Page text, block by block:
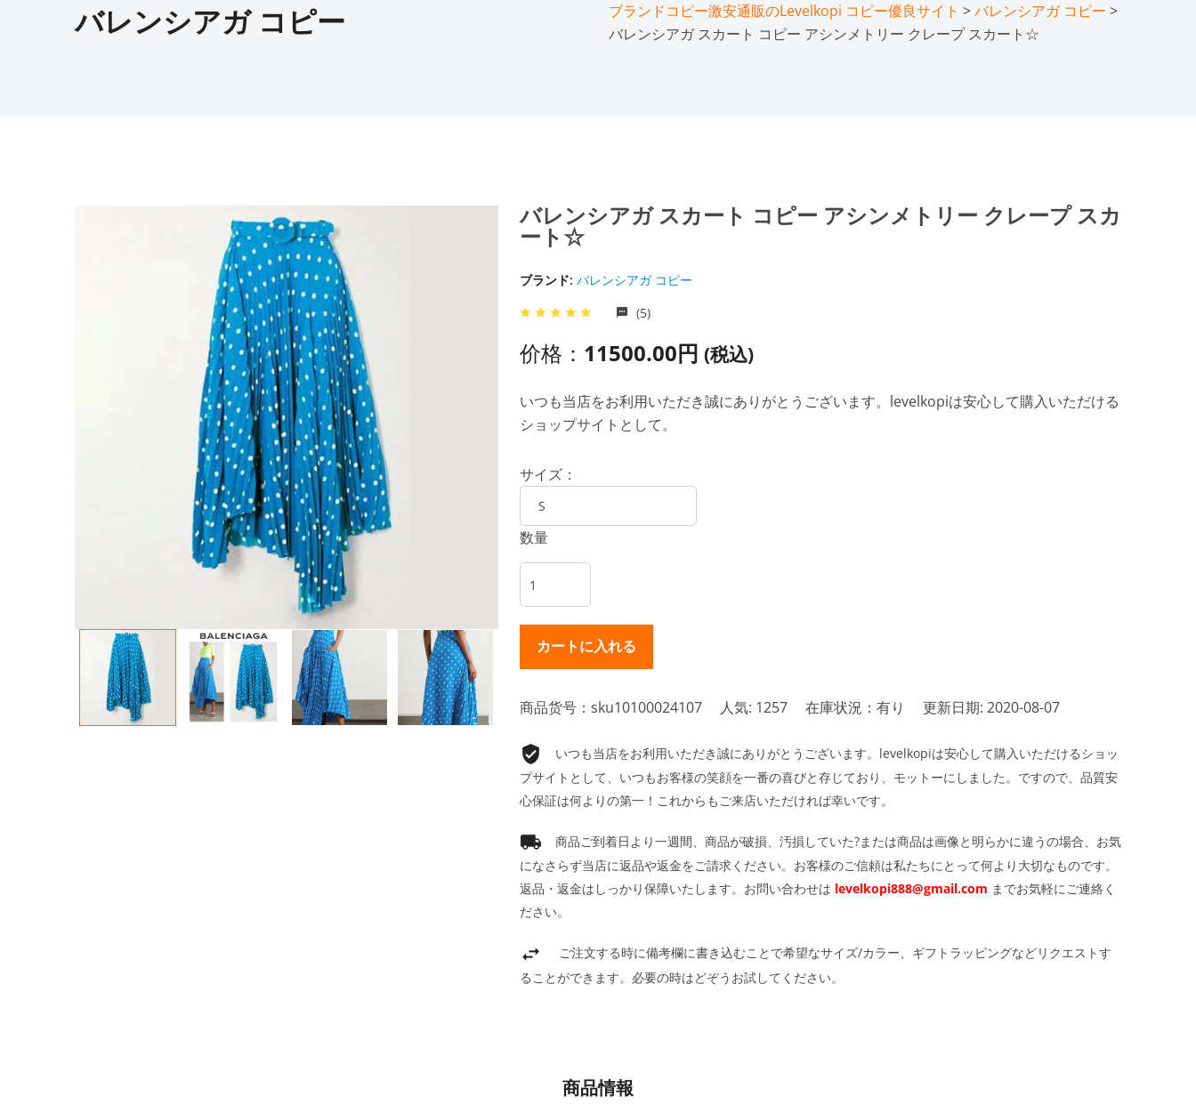
バレンシアガ コピー ブランドコピー激安通販のLevelkopi コピー優良サイト >バレンシアガ コピー >
バレンシアガ スカート コピー アシンメトリー クレープ スカート☆
バレンシアガ スカート コピー アシンメトリー クレープ スカ
ート☆
ブランド: バレンシアガ コピー
(5)
价格： 11500.00円 (税込)
いつも当店をお利用いただき誠にありがとうございます。levelkopiは安心して購入いただける
ショップサイトとして。
サイズ：
数量
商品货号：sku10100024107 人気: 1257 在庫状況：有り 更新日期: 2020-08-07
いつも当店をお利用いただき誠にありがとうございます。levelkopiは安心して購入いただけるショッ
プサイトとして、いつもお客様の笑顔を一番の喜びと存じており、モットーにしました。ですので、品質安
心保証は何よりの第一！これからもご来店いただければ幸いです。
商品ご到着日より一週間、商品が破損、汚損していた?または商品は画像と明らかに違うの場合、お気
になさらず当店に返品や返金をご請求ください。お客様のご信頼は私たちにとって何より大切なものです。
返品・返金はしっかり保障いたします。お問い合わせは levelkopi888@gmail.com までお気軽にご連絡く
ださい。
ご注文する時に備考欄に書き込むことで希望なサイズ/カラー、ギフトラッピングなどリクエストす
ることができます。必要の時はどぞうお試してください。
商品情報